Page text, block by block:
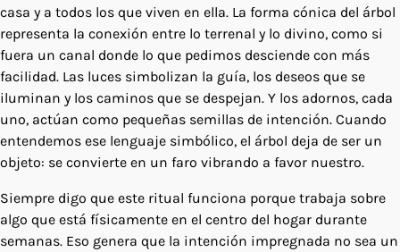
casa y a todos los que viven en ella. La forma cónica del árbol
representa la conexión entre lo terrenal y lo divino, como si
fuera un canal donde lo que pedimos desciende con más
facilidad. Las luces simbolizan la guía, los deseos que se
iluminan y los caminos que se despejan. Y los adornos, cada
uno, actúan como pequeñas semillas de intención. Cuando
entendemos ese lenguaje simbólico, el árbol deja de ser un
objeto: se convierte en un faro vibrando a favor nuestro.
Siempre digo que este ritual funciona porque trabaja sobre
algo que está físicamente en el centro del hogar durante
semanas. Eso genera que la intención impregnada no sea un